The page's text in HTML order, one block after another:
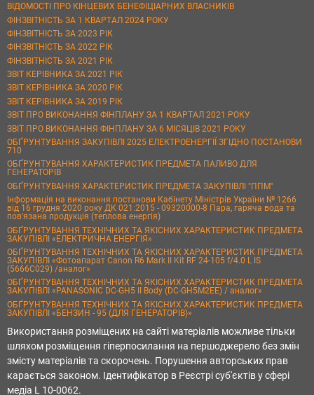
ВІДОМОСТІ ПРО КІНЦЕВИХ БЕНЕФІЦІАРНИХ ВЛАСНИКІВ
ФІНЗВІТНІСТЬ ЗА 1 КВАРТАЛ 2024 РОКУ
ФІНЗВІТНІСТЬ ЗА 2023 РІК
ФІНЗВІТНІСТЬ ЗА 2022 РІК
ФІНЗВІТНІСТЬ ЗА 2021 РІК
ЗВІТ КЕРІВНИКА ЗА 2021 РІК
ЗВІТ КЕРІВНИКА ЗА 2020 РІК
ЗВІТ КЕРІВНИКА ЗА 2019 РІК
ЗВІТ ПРО ВИКОНАННЯ ФІНПЛАНУ ЗА 1 КВАРТАЛ 2021 РОКУ
ЗВІТ ПРО ВИКОНАННЯ ФІНПЛАНУ ЗА 6 МІСЯЦІВ 2021 РОКУ
ОБҐРУНТУВАННЯ ЗАКУПІВЛІ 2025 ЕЛЕКТРОЕНЕРГІЇ ЗГІДНО ПОСТАНОВИ
710
ОБҐРУНТУВАННЯ ХАРАКТЕРИСТИК ПРЕДМЕТА ПАЛИВО ДЛЯ
ГЕНЕРАТОРІВ
ОБҐРУНТУВАННЯ ХАРАКТЕРИСТИК ПРЕДМЕТА ЗАКУПІВЛІ "ППМ"
Інформація на виконання постанови Кабінету Міністрів України № 1266
від 16 грудня 2020 року ДК 021:2015 - 09320000-8 Пара, гаряча вода та
пов’язана продукція (теплова енергія)
ОБҐРУНТУВАННЯ ТЕХНІЧНИХ ТА ЯКІСНИХ ХАРАКТЕРИСТИК ПРЕДМЕТА
ЗАКУПІВЛІ «ЕЛЕКТРИЧНА ЕНЕРГІЯ»
ОБҐРУНТУВАННЯ ТЕХНІЧНИХ ТА ЯКІСНИХ ХАРАКТЕРИСТИК ПРЕДМЕТА
ЗАКУПІВЛІ «Фотоапарат Canon R6 Mark II Kit RF 24-105 f/4.0 L IS
(5666C029) /аналог»
ОБҐРУНТУВАННЯ ТЕХНІЧНИХ ТА ЯКІСНИХ ХАРАКТЕРИСТИК ПРЕДМЕТА
ЗАКУПІВЛІ «PANASONIC DC-GH5 II Body (DC-GH5M2EE) / аналог»
ОБҐРУНТУВАННЯ ТЕХНІЧНИХ ТА ЯКІСНИХ ХАРАКТЕРИСТИК ПРЕДМЕТА
ЗАКУПІВЛІ «БЕНЗИН - 95 (ДЛЯ ГЕНЕРАТОРІВ)»
Використання розміщених на сайті матеріалів можливе тільки
шляхом розміщення гіперпосилання на першоджерело без змін
змісту матеріалів та скорочень. Порушення авторських прав
карається законом. Ідентифікатор в Реєстрі суб'єктів у сфері
медіа L 10-0062.